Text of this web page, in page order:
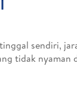
sendiri,
tidak nyaman